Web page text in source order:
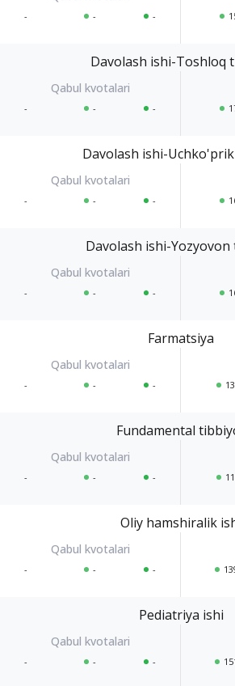
- - -
Davolash ishi-Toshloq
- - -
Davolash ishi-
- - -
Davolash ishi-Yozyovon
- - -
Farmatsiya
- - -
Fundamental
- - -
Oliy hamshiralik
- - -
Pediatriya ishi
- - -